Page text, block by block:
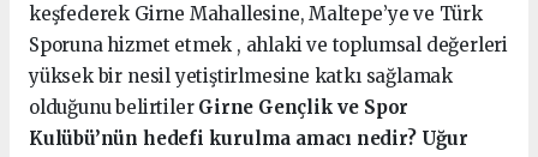
keşfederek Girne Mahallesine, Maltepe’ye ve Türk
Sporuna hizmet etmek , ahlaki ve toplumsal değerleri
yüksek bir nesil yetiştirlmesine katkı sağlamak
olduğunu belirtiler Girne Gençlik ve Spor
Kulübü’nün hedefi kurulma amacı nedir? Uğur